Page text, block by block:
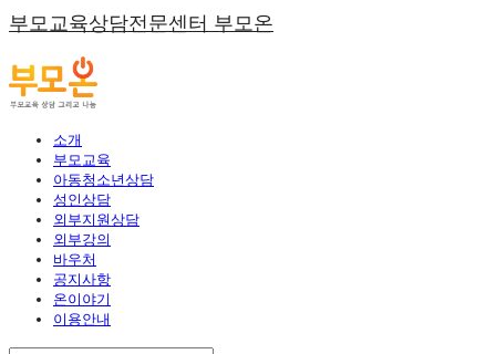
부모교육상담전문센터 부모온
소개
부모교육
아동청소년상담
성인상담
외부지원상담
외부강의
바우처
공지사항
온이야기
이용안내